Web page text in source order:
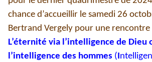
chance d’accueillir le samedi 26
Bertrand Vergely pour une rencontre
L’éternité via l’intelligence de Dieu
l’intelligence des hommes (I